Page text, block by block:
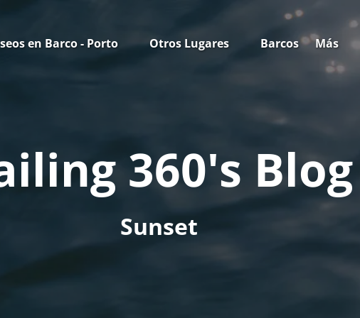
en Barco - Porto Otros Lugares Barcos Más
Open More
Menu
360's Blog
Sunset